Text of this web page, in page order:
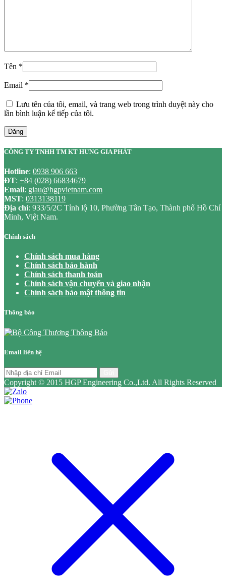
Tên *
Email *
Lưu tên của tôi, email, và trang web trong trình duyệt này cho
lần bình luận kế tiếp của tôi.
Đăng
CÔNG TY TNHH TM KT HƯNG GIA PHÁT
Hotline: 0938 906 663
ĐT: +84 (028) 66834679
Email: giau@hgpvietnam.com
MST: 0313138119
Địa chỉ: 933/5/2C Tỉnh lộ 10, Phường Tân Tạo, Thành phố Hồ Chí
Minh, Việt Nam.
Chính sách
Chính sách mua hàng
Chính sách bảo hành
Chính sách thanh toán
Chính sách vận chuyển và giao nhận
Chính sách bảo mật thông tin
Thông báo
Email liên hệ
Copyright © 2015 HGP Engineering Co.,Ltd. All Rights Reserved